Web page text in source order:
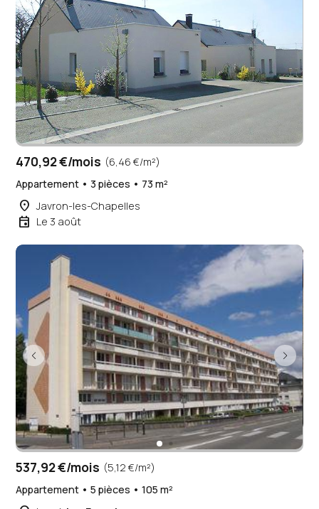
470,92 €/mois (6,46 €/m²)
Appartement • 3 pièces • 73 m²
place Javron-les-Chapelles
event Le 3 août
537,92 €/mois (5,12 €/m²)
Appartement • 5 pièces • 105 m²